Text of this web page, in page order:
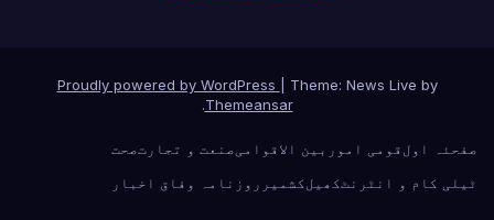
Proudly powered by WordPress
Theme: News Live by
Themeansar
.
صفحئہ اولقومی امور بین الاقوامیصنعت و تجارتصحت
ٹیلی کام و انٹرنٹکھیلکشمیر روزنامہ وفاق اخبار